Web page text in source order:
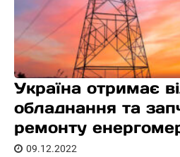
Україна отримає
обладнання та
ремонту
09.12.2022